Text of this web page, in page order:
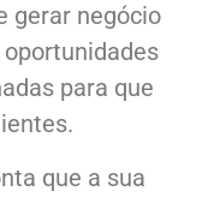
gerar negócio
para que
que a sua